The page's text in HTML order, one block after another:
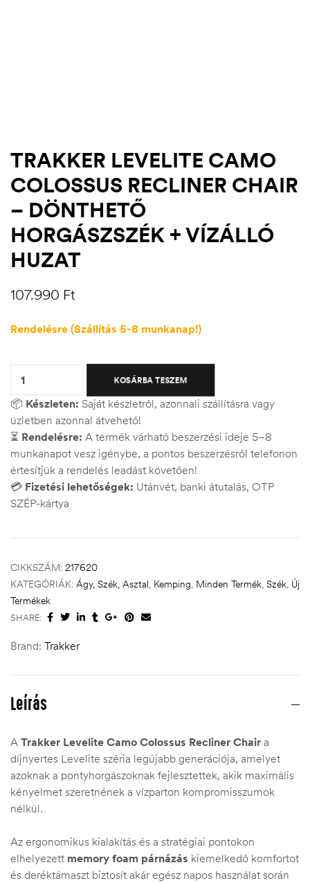
TRAKKER LEVELITE CAMO
COLOSSUS RECLINER CHAIR
– DÖNTHETŐ
HORGÁSZSZÉK + VÍZÁLLÓ
HUZAT
107.990 Ft
Rendelésre (Szállítás 5-8 munkanap!)
KOSÁRBA TESZEM
📦 Készleten: Saját készletről, azonnali szállításra vagy
üzletben azonnal átvehető!
⏳ Rendelésre: A termék várható beszerzési ideje 5–8
munkanapot vesz igénybe, a pontos beszerzésről telefonon
értesítjük a rendelés leadást követően!
💳 Fizetési lehetőségek: Utánvét, banki átutalás, OTP
SZÉP-kártya
CIKKSZÁM: 217620
KATEGÓRIÁK: Ágy, Szék, Asztal, Kemping, Minden Termék, Szék, Új
Termékek
SHARE:
Brand: Trakker
Leírás
A Trakker Levelite Camo Colossus Recliner Chair a
díjnyertes Levelite széria legújabb generációja, amelyet
azoknak a pontyhorgászoknak fejlesztettek, akik maximális
kényelmet szeretnének a vízparton kompromisszumok
nélkül.
Az ergonomikus kialakítás és a stratégiai pontokon
elhelyezett memory foam párnázás kiemelkedő komfortot
és deréktámaszt biztosít akár egész napos használat során